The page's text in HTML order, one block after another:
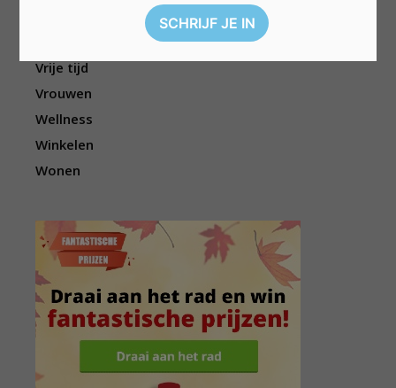
Vrije tijd
Vrouwen
Wellness
Winkelen
Wonen